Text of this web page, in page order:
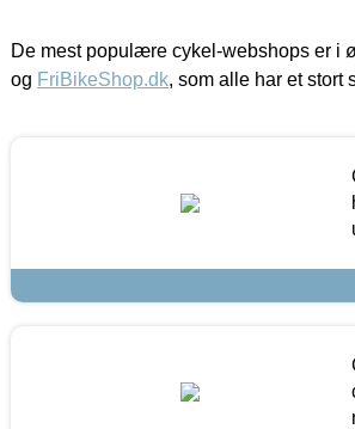
De mest populære cykel-webshops er i
og FriBikeShop.dk, som alle har et stort